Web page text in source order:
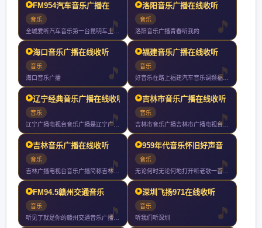
FM954汽车音乐广播在
音乐
全城爱听汽车音乐第一台昆明车上收听率第一
洛阳音乐广播在线收听
音乐
洛阳音乐广播青春听我的
海口音乐广播在线收听
音乐
海口音乐广播
福建音乐广播在线收听
音乐
好音乐在路上福建汽车音乐调频福州厦门泉州漳州小时持续放送
辽宁经典音乐广播在线收听
音乐
辽宁广播电视台音乐广播是辽宁广播电视台下属的广播频率实行全天
吉林市音乐广播在线收听
音乐
吉林市音乐广播吉林市广播电视台旗下最具品味和情怀的绿色调频都
吉林音乐广播在线收听
音乐
吉林广播电视台音乐广播简称吉林音乐广播曾用名东北亚音乐台是吉
959年代音乐怀旧好声音
音乐
无论何时无论何地打开听老歌一首接一首歌声不断情怀不断
FM94.5赣州交通音乐
音乐
听见了就是你的赣州交通音乐广播你随身携带的文艺情怀
深圳飞扬971在线收听
音乐
听我们听深圳